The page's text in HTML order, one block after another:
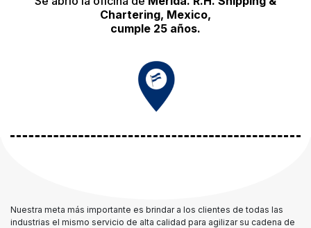
Chartering, Mexico,
cumple 25 años.
Nuestra meta más importante es brindar a los clientes de todas las
industrias el mismo servicio de alta calidad para agilizar su cadena de